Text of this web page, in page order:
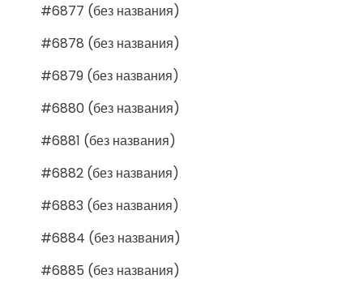
#6877 (без названия)
#6878 (без названия)
#6879 (без названия)
#6880 (без названия)
#6881 (без названия)
#6882 (без названия)
#6883 (без названия)
#6884 (без названия)
#6885 (без названия)